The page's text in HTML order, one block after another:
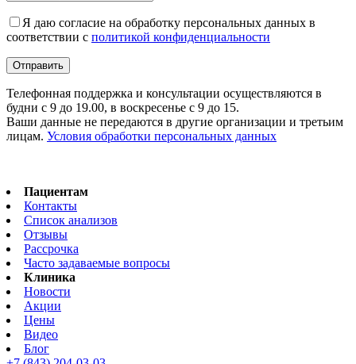
Я даю согласие на обработку персональных данных в
соответствии с политикой конфиденциальности
Телефонная поддержка и консультации осуществляются в
будни с 9 до 19.00, в воскресенье с 9 до 15.
Ваши данные не передаются в другие организации и третьим
лицам. Условия обработки персональных данных
Пациентам
Контакты
Список анализов
Отзывы
Рассрочка
Часто задаваемые вопросы
Клиника
Новости
Акции
Цены
Видео
Блог